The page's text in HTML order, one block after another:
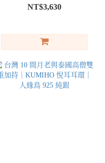
品
NT$3,630